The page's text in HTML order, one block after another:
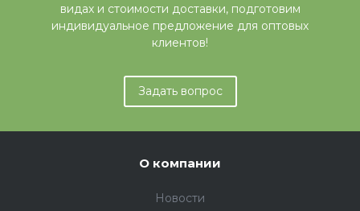
видах и стоимости доставки, подготовим
индивидуальное предложение для оптовых
клиентов!
Задать вопрос
О компании
Новости